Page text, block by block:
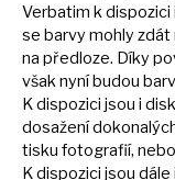
Verbatim kdispozici i
se barvy mohly zdát
na předloze. Díky
však nyní budou
Kdispozici jsou i
dosažení
tisku fotografií,
K dispozici jsou dále i